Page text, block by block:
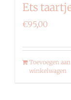
Ets
€95,00
Toevoegen aan
winkelwagen